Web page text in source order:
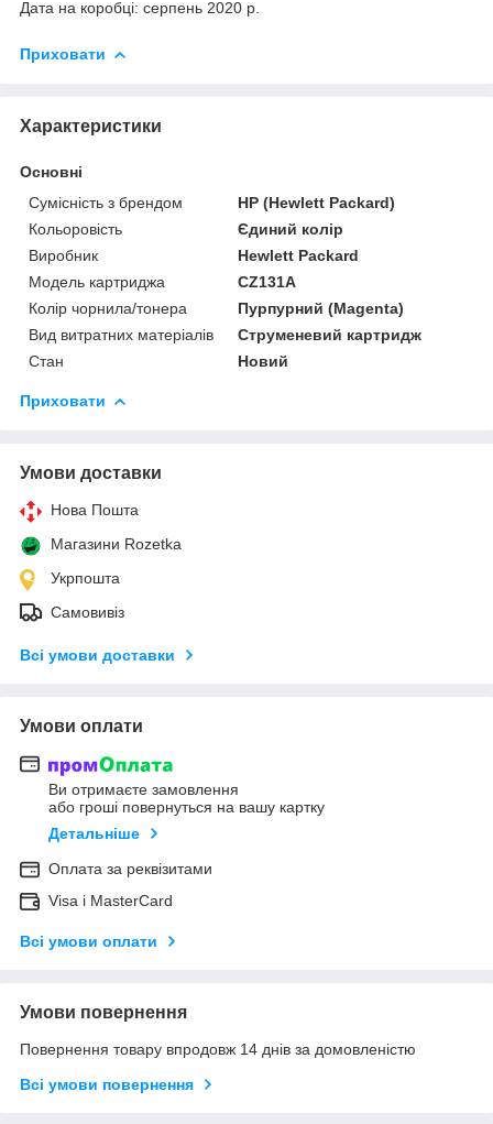
Дата на коробці: серпень 2020 р.
Приховати
Характеристики
Основні
Сумісність з брендом
HP (Hewlett Packard)
Кольоровість
Єдиний колір
Виробник
Hewlett Packard
Модель картриджа
CZ131A
Колір чорнила/тонера
Пурпурний (Magenta)
Вид витратних матеріалів
Струменевий картридж
Стан
Новий
Приховати
Умови доставки
Нова Пошта
Магазини Rozetka
Укрпошта
Самовивіз
Всі умови доставки
Умови оплати
Ви отримаєте замовлення
або гроші повернуться на вашу картку
Детальніше
Оплата за реквізитами
Visa і MasterCard
Всі умови оплати
Умови повернення
Повернення товару впродовж 14 днів за домовленістю
Всі умови повернення